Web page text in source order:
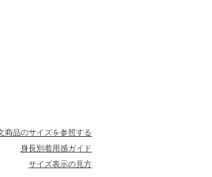
商品のサイズを参照する
身長別着用感ガイド
サイズ表示の見方